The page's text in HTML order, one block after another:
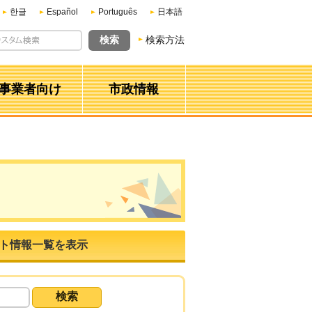
한글 Español Português 日本語
検索方法
業者向け 市政情報
情報一覧を表示